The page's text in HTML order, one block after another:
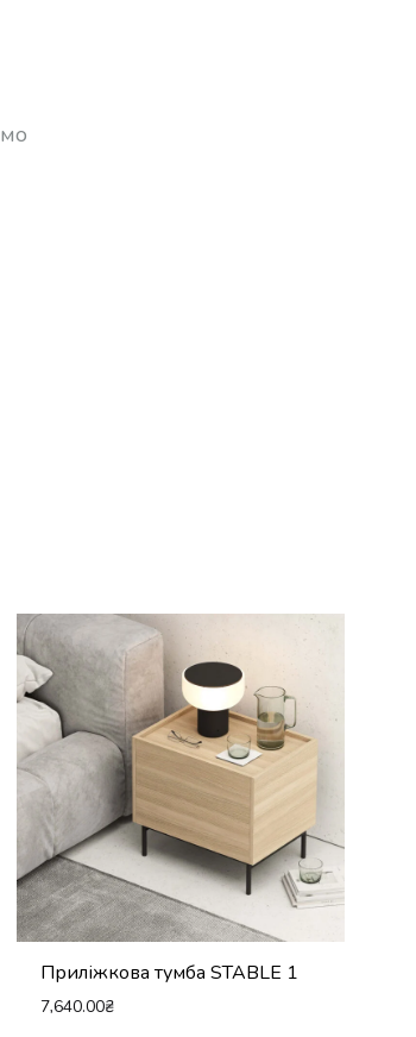
Приліжкова тумба STABLE 1
7,640.00₴